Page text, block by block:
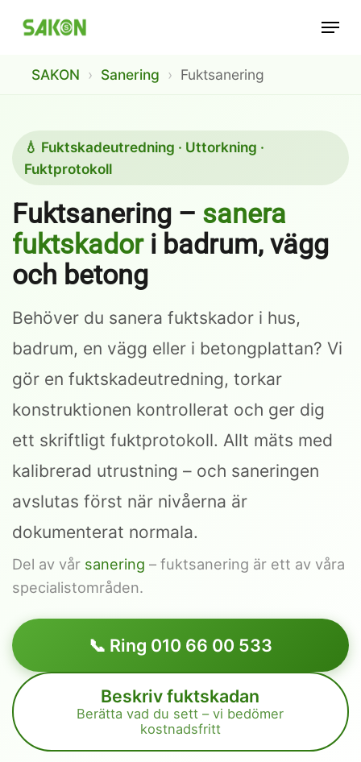
Skip
main
Menu
SAKON › Sanering › Fuktsanering
💧 Fuktskadeutredning · Uttorkning ·
Fuktprotokoll
Fuktsanering – sanera
fuktskadori badrum, vägg
och betong
Behöver du sanera fuktskador i hus,
badrum, en vägg eller i betongplattan? Vi
gör en fuktskadeutredning, torkar
konstruktionen kontrollerat och ger dig
ett skriftligt fuktprotokoll. Allt mäts med
kalibrerad utrustning – och saneringen
avslutas först när nivåerna är
dokumenterat normala.
Del av vår sanering – fuktsanering är ett av våra
specialistområden.
📞 Ring 010 66 00 533
Beskriv fuktskadan
Berätta vad du sett – vi bedömer
kostnadsfritt